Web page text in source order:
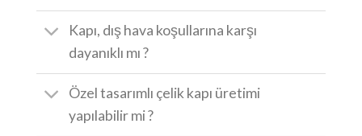
Kapı, dış hava koşullarına karşı
dayanıklı mı ?
Özel tasarımlı çelik kapı üretimi
yapılabilir mi ?